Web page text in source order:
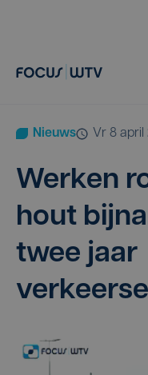
Nieuws vr 8
Wer­ken
hout
twee jaar